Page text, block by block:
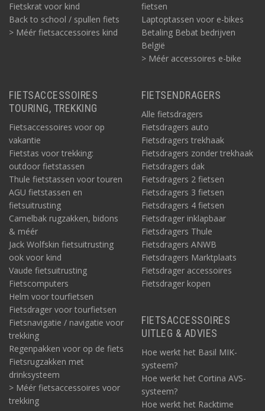
Fietskrat voor kind
Back to school / spullen fiets
> Méér fietsaccessoires kind
fietsen
Laptoptassen voor e-bikes
Betaling Bebat bedrijven
België
> Méér accessoires e-bike
FIETSACCESSOIRES
TOURING, TREKKING
Fietsaccessoires voor op
vakantie
Fietstas voor trekking:
outdoor fietstassen
Thule fietstassen voor touren
AGU fietstassen en
fietsuitrusting
Camelbak rugzakken, bidons
& méér
Jack Wolfskin fietsuitrusting
ook voor kind
Vaude fietsuitrusting
Fietscomputers
Helm voor tourfietsen
Fietsdrager voor tourfietsen
Fietsnavigatie / navigatie voor
trekking
Regenpakken voor op de fiets
Fietsrugzakken met
drinksysteem
> Méér fietsaccessoires voor
trekking
FIETSENDRAGERS
Alle fietsdragers
Fietsdragers auto
Fietsdragers trekhaak
Fietsdragers zonder trekhaak
Fietsdragers dak
Fietsdragers 2 fietsen
Fietsdragers 3 fietsen
Fietsdragers 4 fietsen
Fietsdrager inklapbaar
Fietsdragers Thule
Fietsdragers ANWB
Fietsdragers Marktplaats
Fietsdrager accessoires
Fietsdrager kopen
FIETSACCESSOIRES
UITLEG & ADVIES
Hoe werkt het Basil MIK-
systeem?
Hoe werkt het Cortina AVS-
systeem?
Hoe werkt het Racktime